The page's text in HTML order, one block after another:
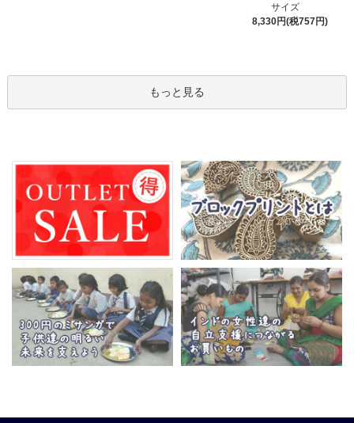
サイズ
8,330円(税757円)
もっと見る